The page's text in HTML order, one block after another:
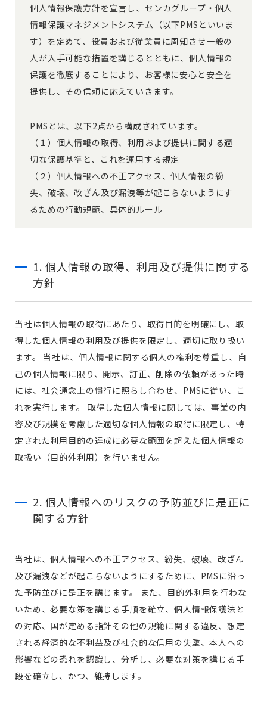
個人情報保護方針を宣言し、センカグループ・個人
情報保護マネジメントシステム（以下PMSといいま
す）を定めて、役員および従業員に周知させ一般の
人が入手可能な措置を講じるとともに、個人情報の
保護を徹底することにより、お客様に安心と安全を
提供し、その信頼に応えていきます。
PMSとは、以下2点から構成されています。
（１）個人情報の取得、利用および提供に関する適
切な保護基準と、これを運用する規定
（２）個人情報への不正アクセス、個人情報の紛
失、破壊、改ざん及び漏洩等が起こらないようにす
るための行動規範、具体的ルール
1. 個人情報の取得、利用及び提供に関する
方針
当社は個人情報の取得にあたり、取得目的を明確にし、取
得した個人情報の利用及び提供を限定し、適切に取り扱い
ます。 当社は、個人情報に関する個人の権利を尊重し、自
己の個人情報に限り、開示、訂正、削除の依頼があった時
には、社会通念上の慣行に照らし合わせ、PMSに従い、こ
れを実行します。 取得した個人情報に関しては、事業の内
容及び規模を考慮した適切な個人情報の取得に限定し、特
定された利用目的の達成に必要な範囲を超えた個人情報の
取扱い（目的外利用）を行いません。
2. 個人情報へのリスクの予防並びに是正に
関する方針
当社は、個人情報への不正アクセス、紛失、破壊、改ざん
及び漏洩などが起こらないようにするために、PMSに沿っ
た予防並びに是正を講じます。 また、目的外利用を行わな
いため、必要な策を講じる手順を確立、個人情報保護法と
の対応、国が定める指針その他の規範に関する違反、想定
される経済的な不利益及び社会的な信用の失墜、本人への
影響などの恐れを認識し、分析し、必要な対策を講じる手
段を確立し、かつ、維持します。